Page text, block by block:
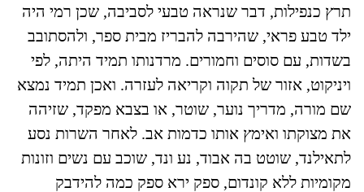
תרץ כנפילות, דבר שנראה טבעי לסביבה, שכן רמי היה
ילד טבע פראי, שהירבה להבריז מבית ספר, ולהסתובב
בשדות, עם סוסים וחמורים. מרדנותו תמיד היתה, לפי
ויניקוט, אזור של תקוה וקריאה לעזרה. ואכן תמיד נמצא
שם מורה, מדריך נוער, שוטר, או בצבא מפקד, שזיהה
את מצוקתו ואימץ אותו כדמות אב. לאחר השרות נסע
לתאילנד, שוטט בה אבוד, נע ונד, שוכב עם נשים וזונות
מקומיות ללא קונדום, ספק ירא ספק כמה להידבק